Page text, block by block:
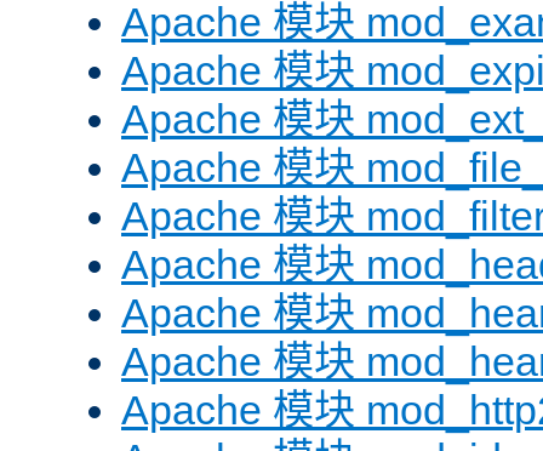
Apache 模块
Apache 模块
Apache 模块
Apache 模块
Apache 模块
Apache 模块
Apache 模块
Apache 模块
Apache 模块